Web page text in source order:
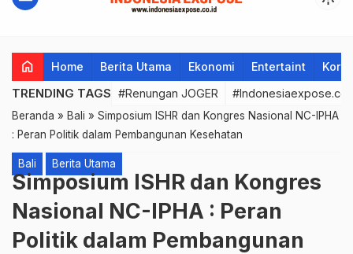
home Home Berita Utama Ekonomi Entertaint
TRENDING TAGS #Renungan JOGER
Beranda » Bali » Simposium ISHR dan Kongres Nasional NC-IPHA
: Peran Politik dalam Pembangunan Kesehatan
Bali Berita Utama
Simposium ISHR dan Kongres
Nasional NC-IPHA : Peran
Politik dalam Pembangunan